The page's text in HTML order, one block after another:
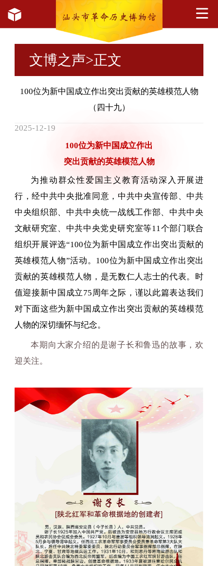
文博之声>正文
100位为新中国成立作出突出贡献的英雄模范人物
（四十九）
2025-12-19
100位为新中国成立作出
突出贡献的英雄模范人物
为推动群众性爱国主义教育活动深入开展进
行，经中共中央批准同意，中共中央宣传部、中共
中央组织部、中共中央统一战线工作部、中共中央
文献研究室、中共中央党史研究室等11个部门联合
组织开展评选“100位为新中国成立作出突出贡献的
英雄模范人物”活动。100位为新中国成立作出突出
贡献的英雄模范人物，是无数仁人志士的代表。时
值迎接新中国成立75周年之际，谨以此篇表达我们
对下面这些为新中国成立作出突出贡献的英雄模范
人物的深切缅怀与纪念。
本期向大家介绍的是谢子长和鲁迅的故事，欢
迎关注。